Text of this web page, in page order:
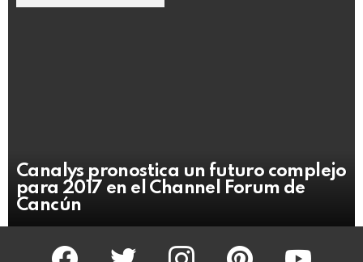
Canalys pronostica un futuro complejo
para 2017 en el Channel Forum de
Cancún
facebook twitter instagram pinterest youtube